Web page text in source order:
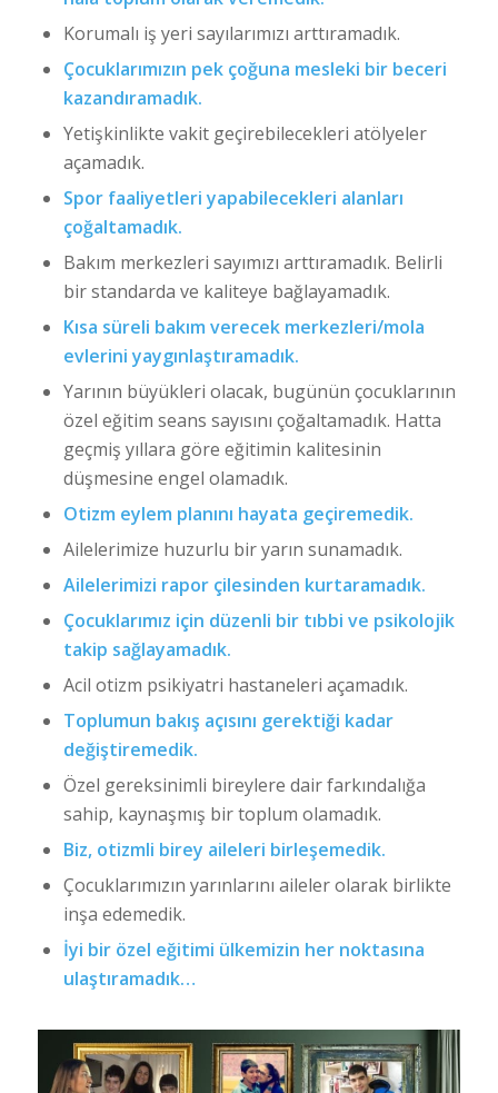
Korumalı iş yeri sayılarımızı arttıramadık.
Çocuklarımızın pek çoğuna mesleki bir beceri
kazandıramadık.
Yetişkinlikte vakit geçirebilecekleri atölyeler
açamadık.
Spor faaliyetleri yapabilecekleri alanları
çoğaltamadık.
Bakım merkezleri sayımızı arttıramadık. Belirli
bir standarda ve kaliteye bağlayamadık.
Kısa süreli bakım verecek merkezleri/mola
evlerini yaygınlaştıramadık.
Yarının büyükleri olacak, bugünün çocuklarının
özel eğitim seans sayısını çoğaltamadık. Hatta
geçmiş yıllara göre eğitimin kalitesinin
düşmesine engel olamadık.
Otizm eylem planını hayata geçiremedik.
Ailelerimize huzurlu bir yarın sunamadık.
Ailelerimizi rapor çilesinden kurtaramadık.
Çocuklarımız için düzenli bir tıbbi ve psikolojik
takip sağlayamadık.
Acil otizm psikiyatri hastaneleri açamadık.
Toplumun bakış açısını gerektiği kadar
değiştiremedik.
Özel gereksinimli bireylere dair farkındalığa
sahip, kaynaşmış bir toplum olamadık.
Biz, otizmli birey aileleri birleşemedik.
Çocuklarımızın yarınlarını aileler olarak birlikte
inşa edemedik.
İyi bir özel eğitimi ülkemizin her noktasına
ulaştıramadık…